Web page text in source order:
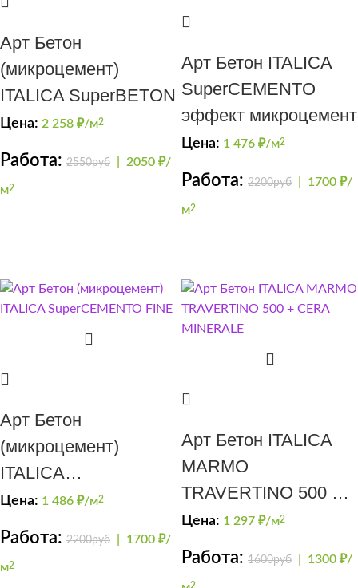
Арт Бетон
(микроцемент)
ITALICA SuperBETON
Цена: 2 258 ₽/м2
Работа: 2550руб 2050 ₽/
м2
Арт Бетон ITALICA
SuperCEMENTO
эффект микроцемент
Цена: 1 476 ₽/м2
Работа: 2200руб 1700 ₽/
м2
Арт Бетон
(микроцемент)
ITALICA
SuperCEMENTO
FINE
Цена: 1 486 ₽/м2
Работа: 2200руб 1700 ₽/
м2
Арт Бетон ITALICA
MARMO
TRAVERTINO 500 +
CERA MINERALE
Цена: 1 297 ₽/м2
Работа: 1600руб 1300 ₽/
2